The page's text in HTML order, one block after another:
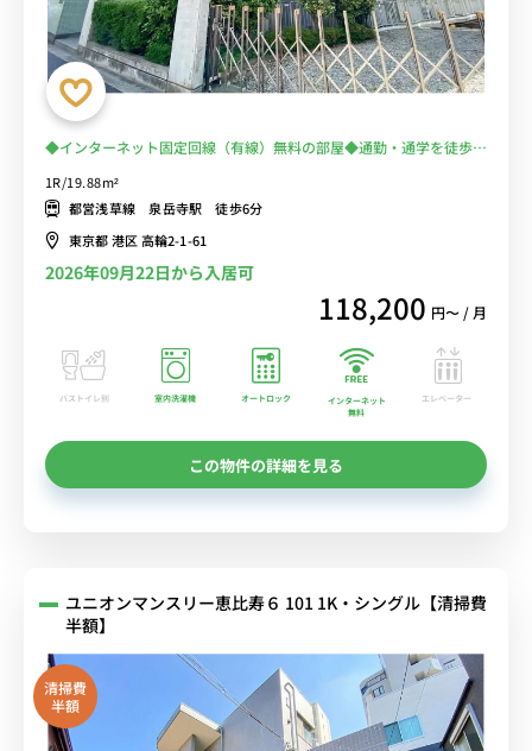
◆インターネット固定回線（有線）無料の部屋◆通勤・通学を徒歩圏
1R/19.88m²
都営浅草線 泉岳寺駅 徒歩6分
東京都 港区 高輪2-1-61
2026年09月22日から入居可
118,200 円〜 / 月
バストイレ別 室内洗濯機 オートロック
インターネット
無料
エレベーター
この物件の詳細を見る
ユニオンマンスリー恵比寿６ 101 1K・シングル【清掃費
半額】
清掃費
半額